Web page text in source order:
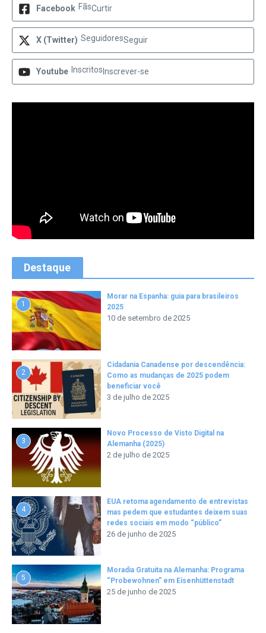
Facebook FãsCurtir
X (Twitter) SeguidoresSeguir
Youtube Inscritos Inscrever-se
Destaque
1
Morar na Espanha: guia para brasileiros
2025
10 de setembro de 2025
2
Cidadania Canadense por descendência:
Como as mudanças de 2025 podem
beneficiar você
3 de julho de 2025
3
Novo Processo de Visto Digital na
Alemanha (2025)
2 de julho de 2025
4
EUA retoma agendamento de entrevistas
mas pedem que estudantes deixem suas
redes sociais em modo “público”
26 de junho de 2025
5
Moradia Gratuita na Alemanha: Programa
“Probewohnen” em Eisenhüttenstadt
25 de junho de 2025